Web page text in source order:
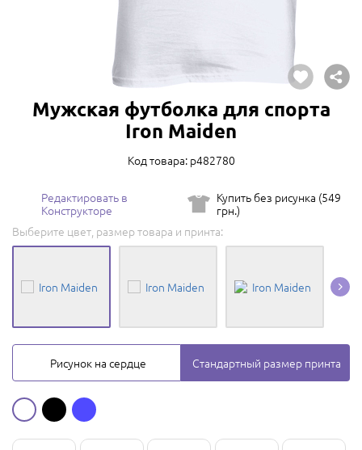
Мужская футболка для спорта
Iron Maiden
Код товара: p482780
Редактировать в
Конструкторе
Купить без рисунка (549
грн.)
Выберите цвет, размер товара и принта:
Рисунок на сердце Стандартный размер принта